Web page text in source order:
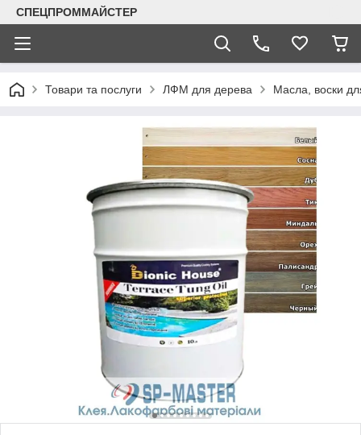
СПЕЦПРОММАЙСТЕР
Товари та послуги ЛФМ для дерева Масла, воски